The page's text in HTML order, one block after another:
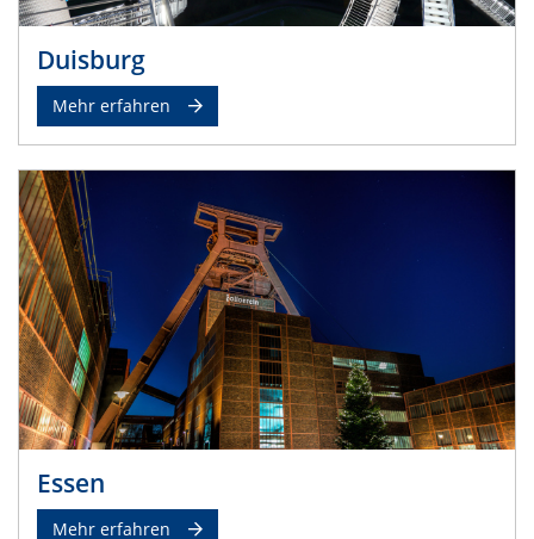
Duisburg
Mehr erfahren
Essen
Mehr erfahren